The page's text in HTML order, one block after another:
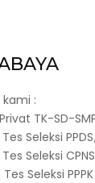
:
TK-SD-
Seleksi
Seleksi
Seleksi PPPK